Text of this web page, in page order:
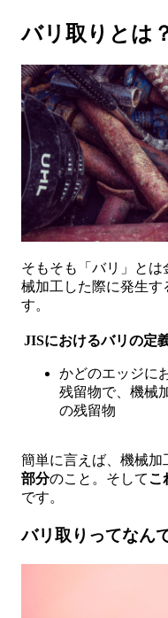
バリ取りとは
そもそも「バリ」と
械加工した際に発生す
す。
JISにおけるバリの定
かどのエッジに
残留物で、機械
の残留物
簡単に言えば、機械加
部分のこと。そしてこ
です。
バリ取りってなん